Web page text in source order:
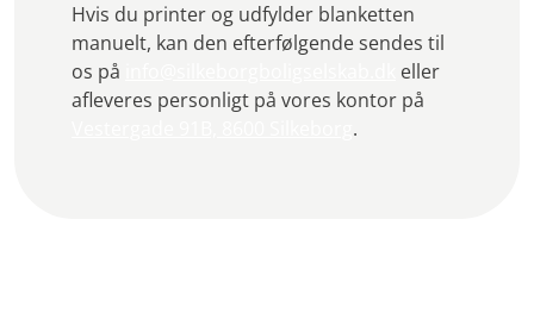
Hvis du printer og udfylder blanketten
manuelt, kan den efterfølgende sendes til
os på
eller
afleveres personligt på vores kontor på
.